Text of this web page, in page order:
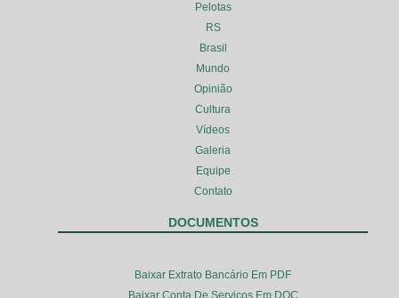
Pelotas
RS
Brasil
Mundo
Opinião
Cultura
Vídeos
Galeria
Equipe
Contato
DOCUMENTOS
Baixar Extrato Bancário Em PDF